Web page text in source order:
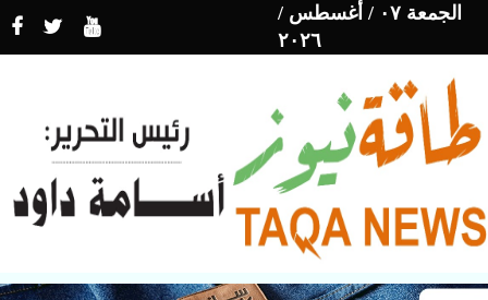
الجمعة ٠٧ / أغسطس /
٢٠٢٦